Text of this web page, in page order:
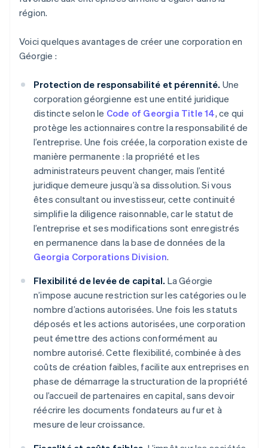
région.
Voici quelques avantages de créer une corporation en
Géorgie :
Protection de responsabilité et pérennité. Une
corporation géorgienne est une entité juridique
distincte selon le Code of Georgia Title 14, ce qui
protège les actionnaires contre la responsabilité de
l’entreprise. Une fois créée, la corporation existe de
manière permanente : la propriété et les
administrateurs peuvent changer, mais l’entité
juridique demeure jusqu’à sa dissolution. Si vous
êtes consultant ou investisseur, cette continuité
simplifie la diligence raisonnable, car le statut de
l’entreprise et ses modifications sont enregistrés
en permanence dans la base de données de la
Georgia Corporations Division.
Flexibilité de levée de capital. La Géorgie
n’impose aucune restriction sur les catégories ou le
nombre d’actions autorisées. Une fois les statuts
déposés et les actions autorisées, une corporation
peut émettre des actions conformément au
nombre autorisé. Cette flexibilité, combinée à des
coûts de création faibles, facilite aux entreprises en
phase de démarrage la structuration de la propriété
ou l’accueil de partenaires en capital, sans devoir
réécrire les documents fondateurs au fur et à
mesure de leur croissance.